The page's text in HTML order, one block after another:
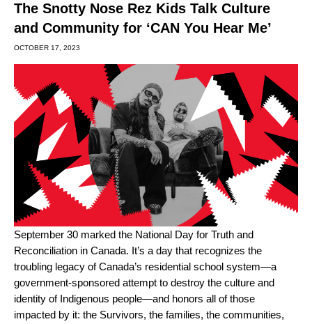
The Snotty Nose Rez Kids Talk Culture
and Community for ‘CAN You Hear Me’
OCTOBER 17, 2023
September 30 marked the National Day for Truth and
Reconciliation in Canada. It’s a day that recognizes the
troubling legacy of Canada’s residential school system—a
government-sponsored attempt to destroy the culture and
identity of Indigenous people—and honors all of those
impacted by it: the Survivors, the families, the communities,